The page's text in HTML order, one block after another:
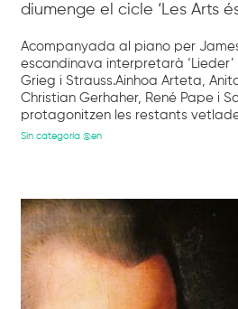
diumenge el cicle ‘Les Arts
Acompanyada al piano per
escandinava interpretarà ‘Lieder’
Grieg i Strauss.Ainhoa Arteta,
Christian Gerhaher, René Pape i
protagonitzen les restants
Sin categoría @en